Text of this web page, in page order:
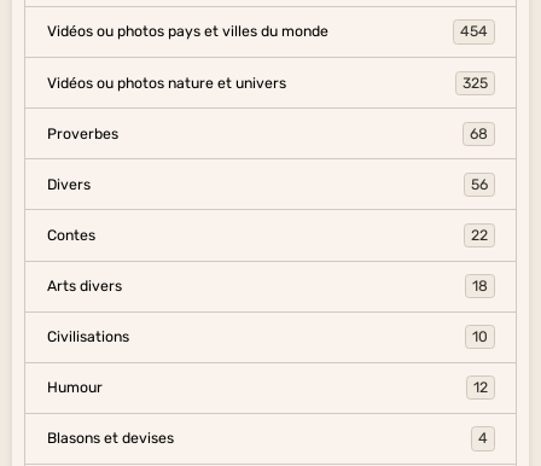
Vidéos ou photos pays et villes du monde 454
Vidéos ou photos nature et univers 325
Proverbes 68
Divers 56
Contes 22
Arts divers 18
Civilisations 10
Humour 12
Blasons et devises 4